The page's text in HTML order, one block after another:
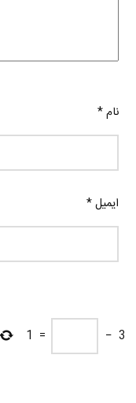
نام*
ایمیل*
3
−
=
1